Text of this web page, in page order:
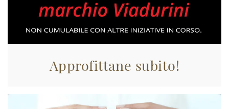
Approfittane subito!